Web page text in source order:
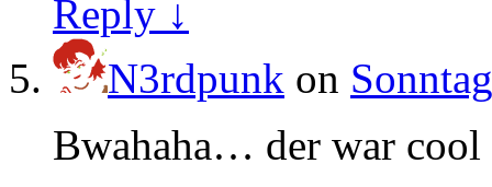
Reply ↓
N3rdpunk on
Bwahaha… der war cool